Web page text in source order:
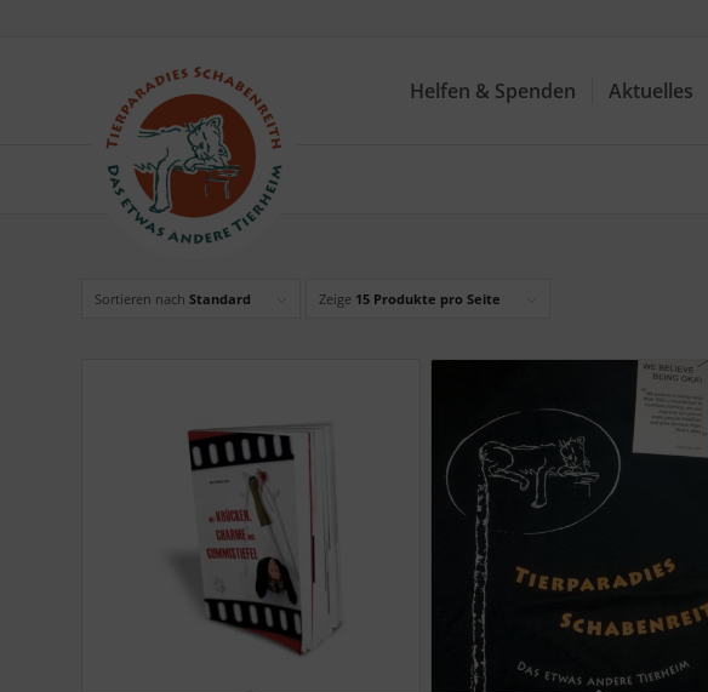
Helfen & Spenden Aktuelles
Sortieren nach Standard Zeige 15 Produkte pro Seite